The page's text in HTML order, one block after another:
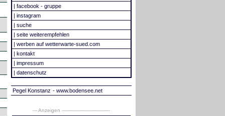
| facebook - gruppe
| instagram
| suche
| seite weiterempfehlen
| werben auf wetterwarte-sued.com
| kontakt
| impressum
| datenschutz
Pegel Konstanz - www.bodensee.net
--- Anzeigen --------------------------------